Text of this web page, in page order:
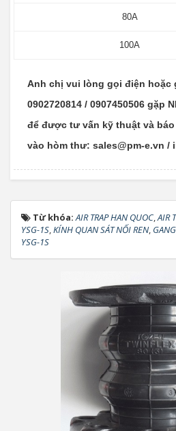
80A
100A
Anh chị vui lòng gọi điện hoặc
0902720814 / 0907450506 gặp
để được tư vấn kỹ thuật và
vào hòm thư: sales@pm-e.vn /
Từ khóa:AIR TRAP HAN QUOC,AIR
YSG-1S,KÍNH QUAN SÁT NỐI REN, GANG
YSG-1S